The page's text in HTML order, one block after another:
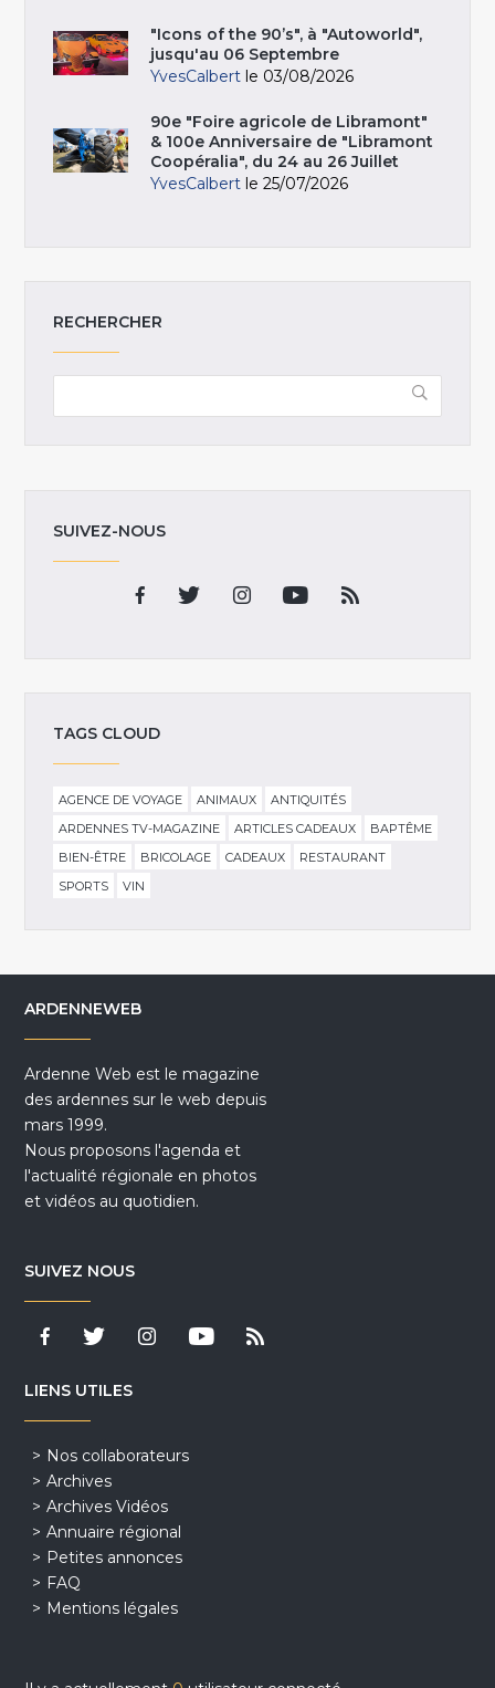
"Icons of the 90’s", à "Autoworld",
jusqu'au 06 Septembre
YvesCalbert le 03/08/2026
90e "Foire agricole de Libramont"
& 100e Anniversaire de "Libramont
Coopéralia", du 24 au 26 Juillet
YvesCalbert le 25/07/2026
RECHERCHER
SUIVEZ-NOUS
TAGS CLOUD
AGENCE DE VOYAGE ANIMAUX
ANTIQUITÉS
ARDENNES TV-MAGAZINE
ARTICLES CADEAUX
BAPTÊME
BIEN-ÊTRE
BRICOLAGE CADEAUX
RESTAURANT
SPORTS
VIN
ARDENNEWEB
Ardenne Web est le magazine
des ardennes sur le web depuis
mars 1999.
Nous proposons l'agenda et
l'actualité régionale en photos
et vidéos au quotidien.
SUIVEZ NOUS
LIENS UTILES
Nos collaborateurs
Archives
Archives Vidéos
Annuaire régional
Petites annonces
FAQ
Mentions légales